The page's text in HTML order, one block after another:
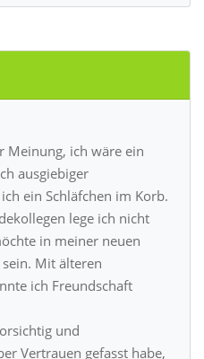
Meinung, ich wäre ein
ausgiebiger
ein Schläfchen im Korb.
lege ich nicht
in meiner neuen
Mit älteren
ich Freundschaft
und
Vertrauen gefasst habe,